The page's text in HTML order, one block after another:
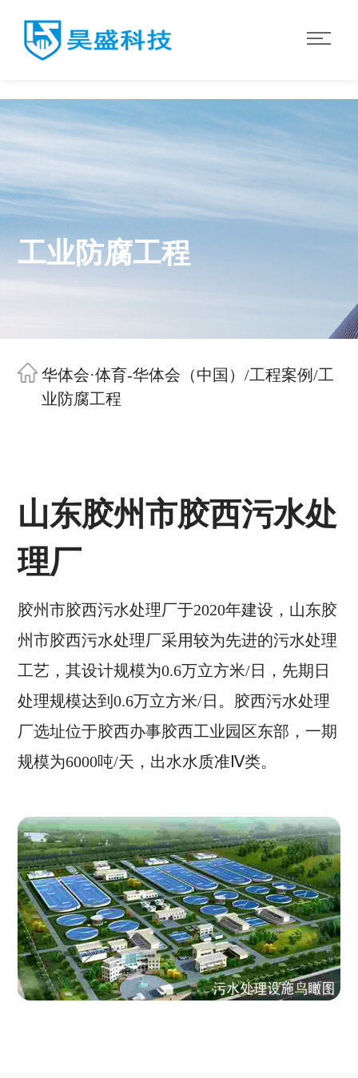
工业防腐工程
华体会·体育-华体会（中国）/工程案例/工
业防腐工程
山东胶州市胶西污水处
理厂
胶州市胶西污水处理厂于2020年建设，山东胶
州市胶西污水处理厂采用较为先进的污水处理
工艺，其设计规模为0.6万立方米/日，先期日
处理规模达到0.6万立方米/日。胶西污水处理
厂选址位于胶西办事胶西工业园区东部，一期
规模为6000吨/天，出水水质准Ⅳ类。